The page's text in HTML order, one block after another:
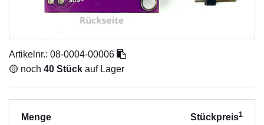
Artikelnr.: 08-0004-00006
🟡 noch 40 Stück auf Lager
Menge Stückpreis1